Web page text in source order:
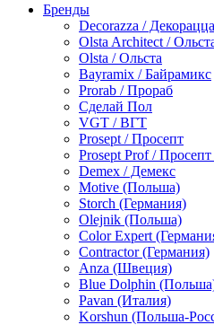
по металлу
под
для
под штукатурку
Герметик
акриловые
силиконовые
силиконовые
шовные для
для кровли
для каминов
полиуретановые
Декоративные
краски для
мокрый шелк
венецианские
песок (эффект
декоративная
Бренды
Decorazza / Декорацца
Olsta Architect /
Olsta / Ольста
Bayramix / Байрамикс
Prorab / Прораб
Сделай Пол
VGT / ВГТ
Prosept / Просепт
Prosept Prof /
Demex / Демекс
Motive (Польша)
Storch (Германия)
Olejnik (Польша)
Color Expert
Contractor (Германия)
Anza (Швеция)
Blue Dolphin
Pavan (Италия)
Korshun (Польша-